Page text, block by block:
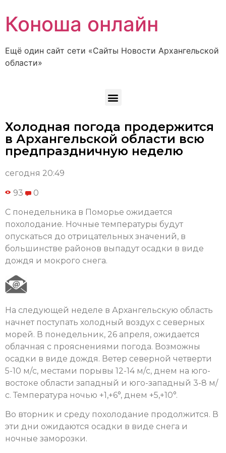
Коноша онлайн
Ещё один сайт сети «Сайты Новости Архангельской
области»
Холодная погода продержится
в Архангельской области всю
предпраздничную неделю
сегодня 20:49
93 0
С понедельника в Поморье ожидается
похолодание. Ночные температуры будут
опускаться до отрицательных значений, в
большинстве районов выпадут осадки в виде
дождя и мокрого снега.
На следующей неделе в Архангельскую область
начнет поступать холодный воздух с северных
морей. В понедельник, 26 апреля, ожидается
облачная с прояснениями погода. Возможны
осадки в виде дождя. Ветер северной четверти
5-10 м/с, местами порывы 12-14 м/с, днем на юго-
востоке области западный и юго-западный 3-8 м/
с. Температура ночью +1,+6°, днем +5,+10°.
Во вторник и среду похолодание продолжится. В
эти дни ожидаются осадки в виде снега и
ночные заморозки.